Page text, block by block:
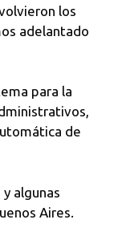
los
adelantado
para la
de
algunas
Aires.